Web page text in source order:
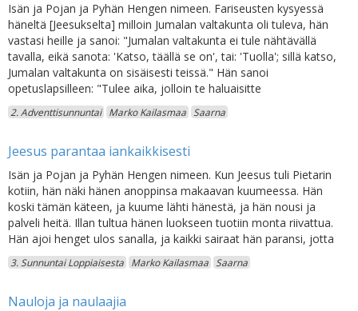
Isän ja Pojan ja Pyhän Hengen nimeen. Fariseusten kysyessä
häneltä [Jeesukselta] milloin Jumalan valtakunta oli tuleva, hän
vastasi heille ja sanoi: "Jumalan valtakunta ei tule nähtävällä
tavalla, eikä sanota: 'Katso, täällä se on', tai: 'Tuolla'; sillä katso,
Jumalan valtakunta on sisäisesti teissä." Hän sanoi
opetuslapsilleen: "Tulee aika, jolloin te haluaisitte
2. Adventtisunnuntai Marko Kailasmaa Saarna
Jeesus parantaa iankaikkisesti
Isän ja Pojan ja Pyhän Hengen nimeen. Kun Jeesus tuli Pietarin
kotiin, hän näki hänen anoppinsa makaavan kuumeessa. Hän
koski tämän käteen, ja kuume lähti hänestä, ja hän nousi ja
palveli heitä. Illan tultua hänen luokseen tuotiin monta riivattua.
Hän ajoi henget ulos sanalla, ja kaikki sairaat hän paransi, jotta
3. Sunnuntai Loppiaisesta Marko Kailasmaa Saarna
Nauloja ja naulaajia